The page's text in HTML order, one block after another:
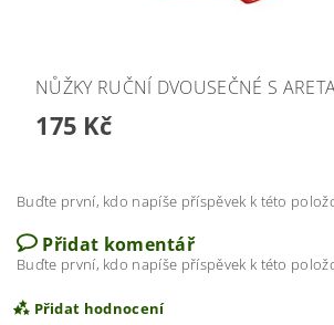
NŮŽKY RUČNÍ DVOUSEČNÉ S
175 Kč
Buďte první, kdo napíše příspěvek k této
Přidat komentář
Buďte první, kdo napíše příspěvek k této
Přidat hodnocení